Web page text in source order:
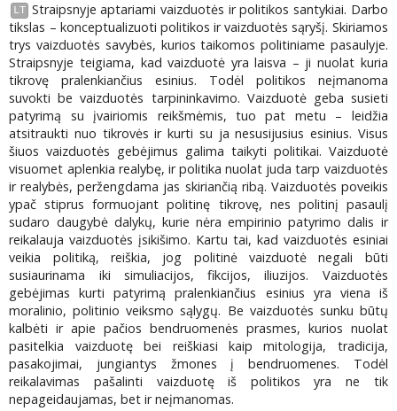
LT Straipsnyje aptariami vaizduotės ir politikos santykiai. Darbo
tikslas – konceptualizuoti politikos ir vaizduotės sąryšį. Skiriamos
trys vaizduotės savybės, kurios taikomos politiniame pasaulyje.
Straipsnyje teigiama, kad vaizduotė yra laisva – ji nuolat kuria
tikrovę pralenkiančius esinius. Todėl politikos neįmanoma
suvokti be vaizduotės tarpininkavimo. Vaizduotė geba susieti
patyrimą su įvairiomis reikšmėmis, tuo pat metu – leidžia
atsitraukti nuo tikrovės ir kurti su ja nesusijusius esinius. Visus
šiuos vaizduotės gebėjimus galima taikyti politikai. Vaizduotė
visuomet aplenkia realybę, ir politika nuolat juda tarp vaizduotės
ir realybės, peržengdama jas skiriančią ribą. Vaizduotės poveikis
ypač stiprus formuojant politinę tikrovę, nes politinį pasaulį
sudaro daugybė dalykų, kurie nėra empirinio patyrimo dalis ir
reikalauja vaizduotės įsikišimo. Kartu tai, kad vaizduotės esiniai
veikia politiką, reiškia, jog politinė vaizduotė negali būti
susiaurinama iki simuliacijos, fikcijos, iliuzijos. Vaizduotės
gebėjimas kurti patyrimą pralenkiančius esinius yra viena iš
moralinio, politinio veiksmo sąlygų. Be vaizduotės sunku būtų
kalbėti ir apie pačios bendruomenės prasmes, kurios nuolat
pasitelkia vaizduotę bei reiškiasi kaip mitologija, tradicija,
pasakojimai, jungiantys žmones į bendruomenes. Todėl
reikalavimas pašalinti vaizduotę iš politikos yra ne tik
nepageidaujamas, bet ir neįmanomas.